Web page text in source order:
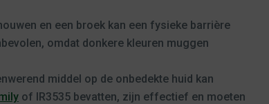
en een broek kan een fysieke barrière
omdat donkere kleuren muggen
middel op de onbedekte huid kan
of IR3535 bevatten, zijn effectief en moeten